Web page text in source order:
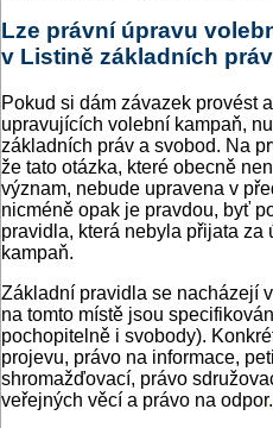
Lze právní úpravu
v Listině základních
Pokud si dám závazek provést
upravujících volební kampaň,
základních práv a svobod. Na
že tato otázka, které obecně
význam, nebude upravena v
nicméně opak je pravdou, byť
pravidla, která nebyla přijata
kampaň.
Základní pravidla se nacházejí
na tomto místě jsou
pochopitelně i svobody).
projevu, právo na informace,
shromažďovací, právo
veřejných věcí a právo na odpor.